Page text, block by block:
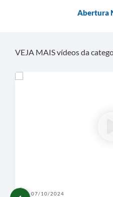
Abertura
VEJA MAIS vídeos da
07/10/2024